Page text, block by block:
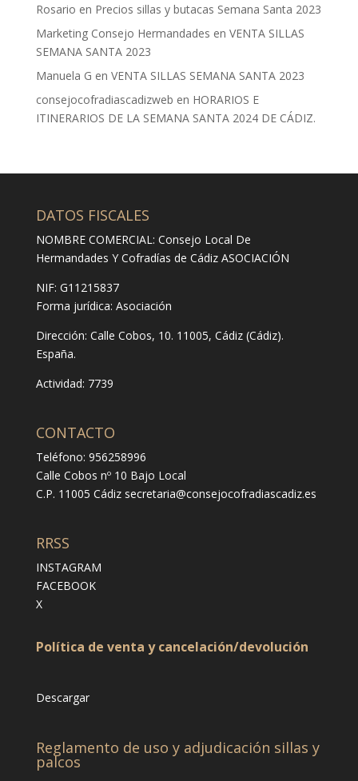
Rosario en Precios sillas y butacas Semana Santa 2023
Marketing Consejo Hermandades en VENTA SILLAS
SEMANA SANTA 2023
Manuela G en VENTA SILLAS SEMANA SANTA 2023
consejocofradiascadizweb en HORARIOS E
ITINERARIOS DE LA SEMANA SANTA 2024 DE CÁDIZ.
DATOS FISCALES
NOMBRE COMERCIAL: Consejo Local De
Hermandades Y Cofradías de Cádiz ASOCIACIÓN
NIF: G11215837
Forma jurídica: Asociación
Dirección: Calle Cobos, 10. 11005, Cádiz (Cádiz).
España.
Actividad: 7739
CONTACTO
Teléfono: 956258996
Calle Cobos nº 10 Bajo Local
C.P. 11005 Cádiz secretaria@consejocofradiascadiz.es
RRSS
INSTAGRAM
FACEBOOK
X
Política de venta y cancelación/devolución
Descargar
Reglamento de uso y adjudicación sillas y
palcos